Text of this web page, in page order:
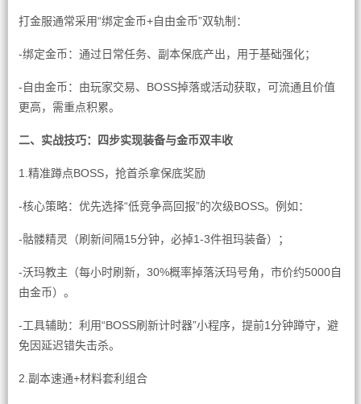
打金服通常采用“绑定金币+自由金币”双轨制：
-绑定金币：通过日常任务、副本保底产出，用于基础强化；
-自由金币：由玩家交易、BOSS掉落或活动获取，可流通且价值
更高，需重点积累。
二、实战技巧：四步实现装备与金币双丰收
1.精准蹲点BOSS，抢首杀拿保底奖励
-核心策略：优先选择“低竞争高回报”的次级BOSS。例如：
-骷髅精灵（刷新间隔15分钟，必掉1-3件祖玛装备）；
-沃玛教主（每小时刷新，30%概率掉落沃玛号角，市价约5000自
由金币）。
-工具辅助：利用“BOSS刷新计时器”小程序，提前1分钟蹲守，避
免因延迟错失击杀。
2.副本速通+材料套利组合